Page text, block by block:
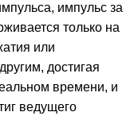
импульс за
только на
или
достигая
времени, и
ведущего